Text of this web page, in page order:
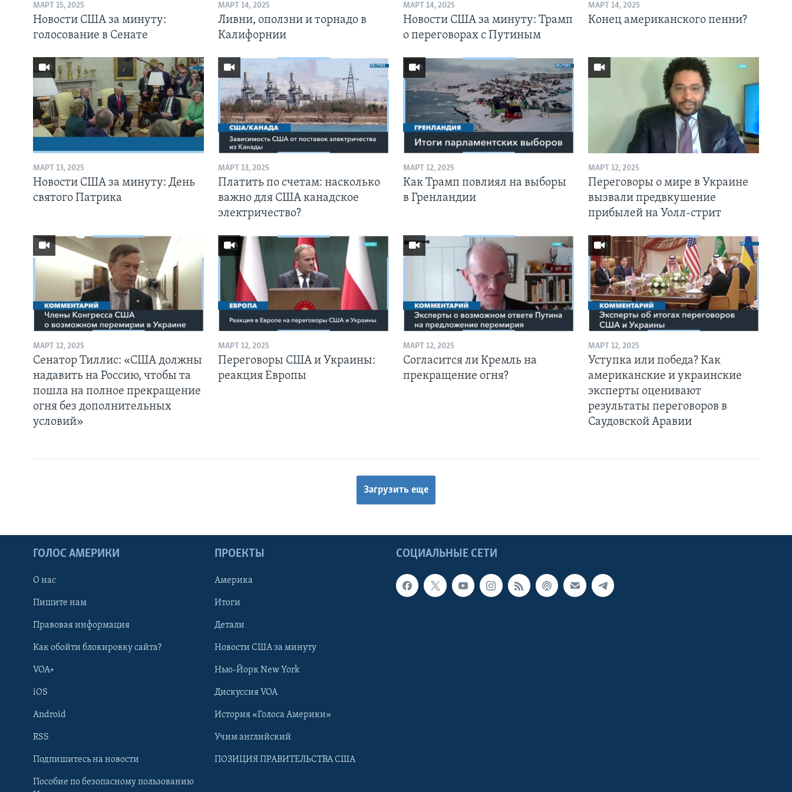
Learning English
МАРТ 15, 2025
Новости США за минуту:
голосование в Сенате
МАРТ 14, 2025
Ливни, оползни и торнадо в
Калифорнии
МАРТ 14, 2025
Новости США за минуту: Трамп
о переговорах с Путиным
МАРТ 14, 2025
Конец американского пенни?
МАРТ 13, 2025
Новости США за минуту: День
святого Патрика
МАРТ 13, 2025
Платить по счетам: насколько
важно для США канадское
электричество?
МАРТ 12, 2025
Как Трамп повлиял на выборы
в Гренландии
МАРТ 12, 2025
Переговоры о мире в Украине
вызвали предвкушение
прибылей на Уолл-стрит
МАРТ 12, 2025
Сенатор Тиллис: «США должны
надавить на Россию, чтобы та
пошла на полное прекращение
огня без дополнительных
условий»
МАРТ 12, 2025
Переговоры США и Украины:
реакция Европы
МАРТ 12, 2025
Согласится ли Кремль на
прекращение огня?
МАРТ 12, 2025
Уступка или победа? Как
американские и украинские
эксперты оценивают
результаты переговоров в
Саудовской Аравии
Загрузить еще
СОЦИАЛЬНЫЕ СЕТИ
ГОЛОС АМЕРИКИ
О нас
Пишите нам
Правовая информация
Как обойти блокировку сайта?
VOA+
iOS
Android
RSS
Подпишитесь на новости
Пособие по безопасному пользованию
ПРОЕКТЫ
Америка
Итоги
Детали
Новости США за минуту
Нью-Йорк New York
Дискуссия VOA
История «Голоса Америки»
Учим английский
ПОЗИЦИЯ ПРАВИТЕЛЬСТВА США